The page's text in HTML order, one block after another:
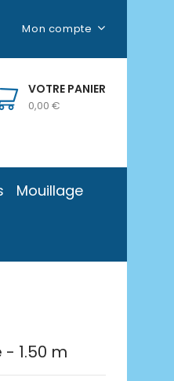
Mon compte
VOTRE PANIER
0,00 €
Mouillage
1.50 m